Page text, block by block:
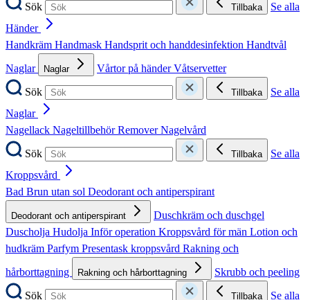
Sök
Tillbaka
Se alla
Händer
Handkräm Handmask Handsprit och handdesinfektion Handtvål
Naglar
Naglar Vårtor på händerVåtservetter
Sök
Tillbaka
Se alla
Naglar
Nagellack NageltillbehörRemoverNagelvård
Sök
Tillbaka
Se alla
Kroppsvård
Bad Brun utan sol Deodorant och antiperspirant
Deodorant och antiperspirant
Duschkräm och duschgel
Duscholja Hudolja Inför operation Kroppsvård för män Lotion och
hudkräm Parfym Presentask kroppsvård Rakning och
hårborttagning
Rakning och hårborttagning
Skrubb och peeling
Sök
Tillbaka
Se alla